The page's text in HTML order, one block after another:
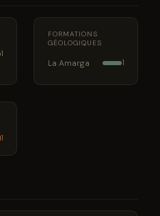
1
FORMATIONS
GÉOLOGIQUES
La Amarga 1
1